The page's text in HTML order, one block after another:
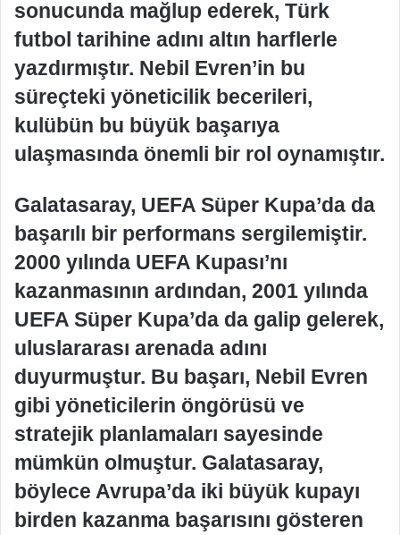
sonucunda mağlup ederek, Türk
futbol tarihine adını altın harflerle
yazdırmıştır. Nebil Evren’in bu
süreçteki yöneticilik becerileri,
kulübün bu büyük başarıya
ulaşmasında önemli bir rol oynamıştır.
Galatasaray, UEFA Süper Kupa’da da
başarılı bir performans sergilemiştir.
2000 yılında UEFA Kupası’nı
kazanmasının ardından, 2001 yılında
UEFA Süper Kupa’da da galip gelerek,
uluslararası arenada adını
duyurmuştur. Bu başarı, Nebil Evren
gibi yöneticilerin öngörüsü ve
stratejik planlamaları sayesinde
mümkün olmuştur. Galatasaray,
böylece Avrupa’da iki büyük kupayı
birden kazanma başarısını gösteren